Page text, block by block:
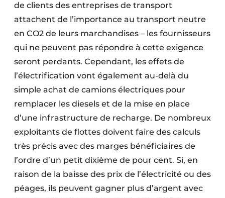
de clients des entreprises de transport
attachent de l’importance au transport neutre
en CO2 de leurs marchandises – les fournisseurs
qui ne peuvent pas répondre à cette exigence
seront perdants. Cependant, les effets de
l’électrification vont également au-delà du
simple achat de camions électriques pour
remplacer les diesels et de la mise en place
d’une infrastructure de recharge. De nombreux
exploitants de flottes doivent faire des calculs
très précis avec des marges bénéficiaires de
l’ordre d’un petit dixième de pour cent. Si, en
raison de la baisse des prix de l’électricité ou des
péages, ils peuvent gagner plus d’argent avec